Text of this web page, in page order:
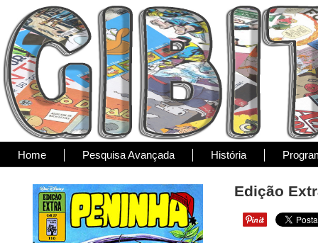
Home Pesquisa Avançada História
Edição